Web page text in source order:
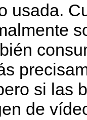
usada.
si las
de